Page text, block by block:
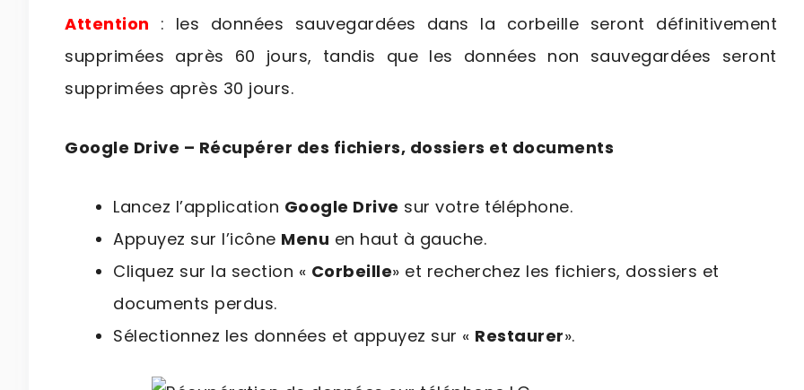
Attention : les données sauvegardées dans la corbeille seront définitivement
supprimées après 60 jours, tandis que les données non sauvegardées seront
supprimées après 30 jours.
Google Drive – Récupérer des fichiers, dossiers et documents
Lancez l’application Google Drive sur votre téléphone.
Appuyez sur l’icône Menu en haut à gauche.
Cliquez sur la section « Corbeille» et recherchez les fichiers, dossiers et
documents perdus.
Sélectionnez les données et appuyez sur « Restaurer».